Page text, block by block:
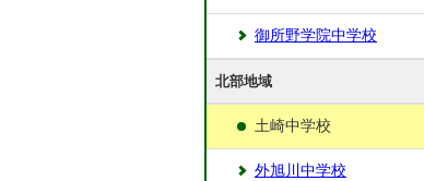
御所野学院中学校
北部地域
土崎中学校
外旭川中学校